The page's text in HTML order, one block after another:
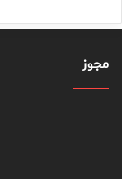
مجوز